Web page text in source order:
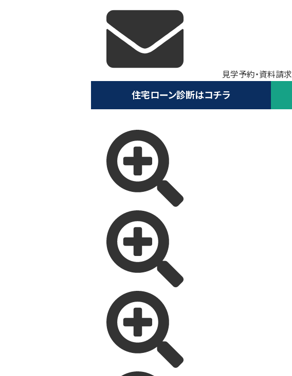
見学予約・資料請求
住宅ローン診断はコチラ